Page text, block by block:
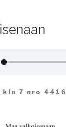
klo 7 nro 4416